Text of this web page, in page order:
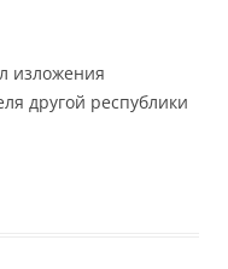
изложения
другой республики